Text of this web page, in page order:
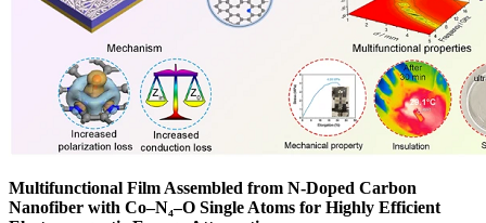
Multifunctional Film Assembled from N-Doped Carbon
Nanofiber with Co–N₄–O Single Atoms for Highly Efficient